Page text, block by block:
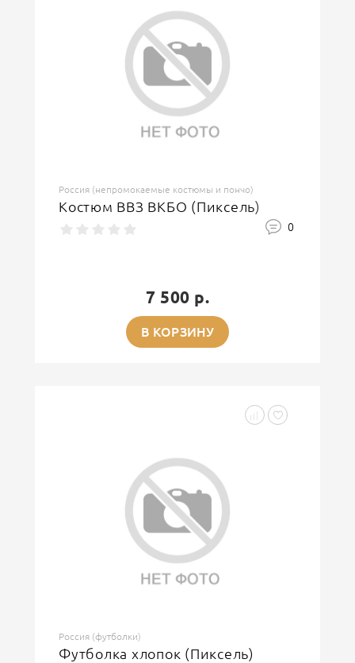
Россия (непромокаемые костюмы и пончо)
Костюм ВВЗ ВКБО (Пиксель)
0
7 500 р.
В КОРЗИНУ
Россия (футболки)
Футболка хлопок (Пиксель)